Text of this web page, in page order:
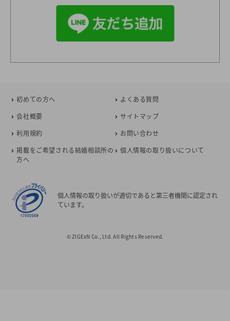
初めての方へ
よくある質問
会社概要
サイトマップ
利用規約
お問い合わせ
掲載をご希望される結婚相談所の
方へ
個人情報の取り扱いについて
個人情報の取り扱いが適切であると第三者機関に認定され
ています。
© ZIGExN Co., Ltd. All Rights Reserved.